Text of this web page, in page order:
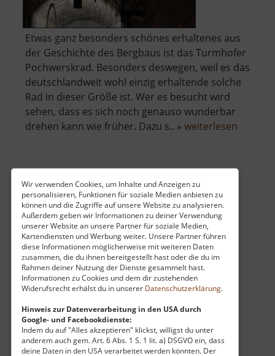
Wir verwenden Cookies, um Inhalte und Anzeigen zu
personalisieren, Funktionen für soziale Medien anbieten zu
können und die Zugriffe auf unsere Website zu analysieren.
Außerdem geben wir Informationen zu deiner Verwendung
unserer Website an unsere Partner für soziale Medien,
Kartendiensten und Werbung weiter. Unsere Partner führen
diese Informationen möglicherweise mit weiteren Daten
zusammen, die du ihnen bereitgestellt hast oder die du im
Rahmen deiner Nutzung der Dienste gesammelt hast.
Informationen zu Cookies und dem dir zustehenden
Widerufsrecht erhälst du in unserer Datenschutzerklärung.
Hinweis zur Datenverarbeitung in den USA durch
Google- und Facebookdienste:
Indem du auf "Alles akzeptieren" klickst, willigst du unter
anderem auch gem. Art. 6 Abs. 1 S. 1 lit. a) DSGVO ein, dass
deine Daten in den USA verarbeitet werden könnten. Der
Etwas ganz besonders schönes erhaltenes aus
der Geschichte des Bergbaus ist das Turmhofer
Pochwerskrad. Besonders deswegen, weil es das
deutschlandweit wohl einzig erhaltende solche
Rad in dieser Größe ist. Wer es besucht wird
sehen, dass es sich noch genauso wunderbar
drehen kann wie früher. Dazu s.. » weiterlesen
Rothschönberger Stolln
Osterzgebirge
aktuell vom 26.04.2026 / Zugriffe: 46212
52 km vom aktuellen Standort
Dieser Stolln wurde gebraucht, um
Grubenwasser aus dem Berg zu leiten. Erbaut
wurde er von 1844 bis 1877. Ursprüngliche
Pläne des Freiherr von Herder sahen einen